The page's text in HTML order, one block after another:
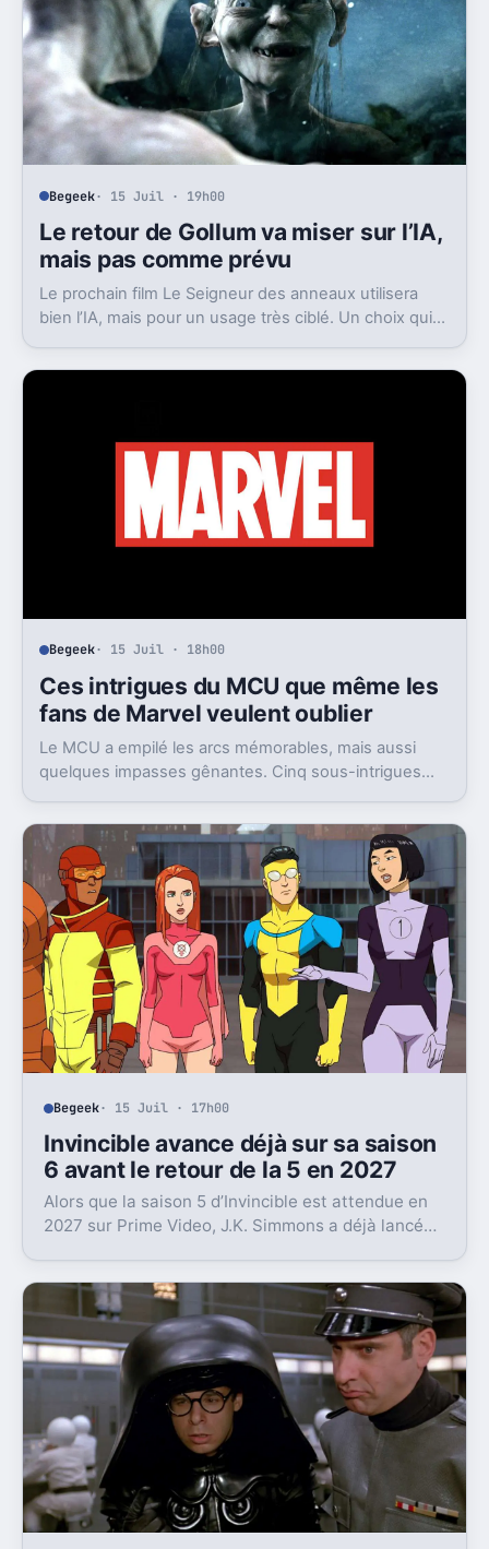
Begeek· 15 Juil · 19h00
Le retour de Gollum va miser sur l’IA,
mais pas comme prévu
Le prochain film Le Seigneur des anneaux utilisera
bien l’IA, mais pour un usage très ciblé. Un choix qui
Begeek· 15 Juil · 18h00
Ces intrigues du MCU que même les
fans de Marvel veulent oublier
Le MCU a empilé les arcs mémorables, mais aussi
quelques impasses gênantes. Cinq sous-intrigues
Begeek· 15 Juil · 17h00
Invincible avance déjà sur sa saison
6 avant le retour de la 5 en 2027
Alors que la saison 5 d’Invincible est attendue en
2027 sur Prime Video, J.K. Simmons a déjà lancé